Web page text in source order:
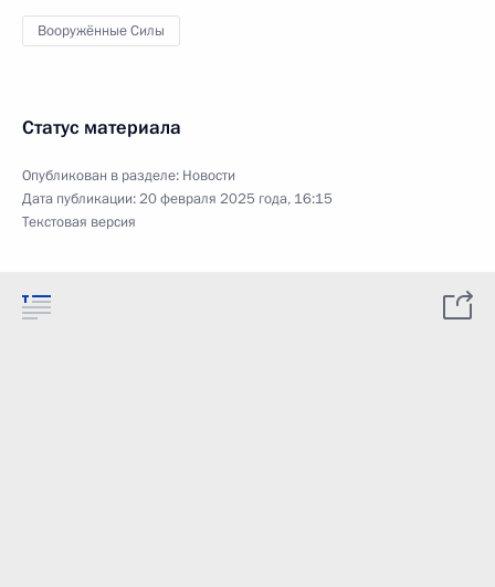
Вооружённые Силы
Статус материала
Опубликован в разделе: Новости
Дата публикации:20 февраля 2025 года, 16:15
Текстовая версия